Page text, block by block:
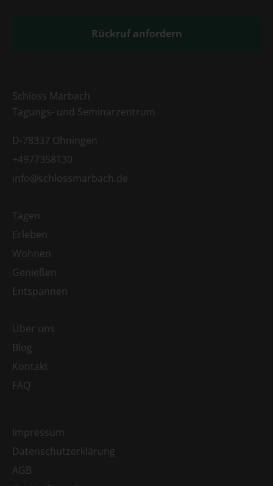
Rückruf anfordern
Schloss Marbach
Tagungs- und Seminarzentrum
D-78337 Öhningen
+4977358130
info@schlossmarbach.de
Tagen
Erleben
Wohnen
Genießen
Entspannen
Über uns
Blog
Kontakt
FAQ
Impressum
Datenschutzerklärung
AGB